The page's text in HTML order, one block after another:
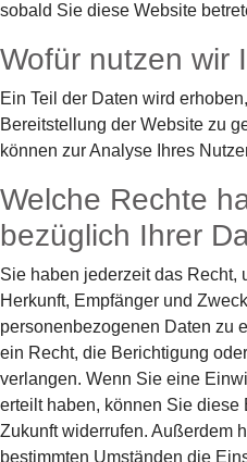
sobald Sie diese Website
Wofür nutzen wir
Ein Teil der Daten wird
Bereitstellung der Website zu
können zur Analyse Ihres
Welche Rechte
bezüglich Ihrer
Sie haben jederzeit das Recht,
Herkunft, Empfänger und
personenbezogenen Daten zu
ein Recht, die Berichtigung
verlangen. Wenn Sie eine
erteilt haben, können Sie
Zukunft widerrufen. Außerdem
bestimmten Umständen die